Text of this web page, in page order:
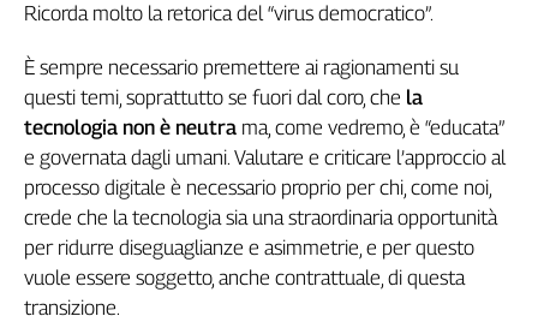
G8
di
Genova,
il
sangue
della
ragione
120
anni
Cgil
Ricorda molto la retorica del “virus democratico”.
È sempre necessario premettere ai ragionamenti su
questi temi, soprattutto se fuori dal coro, che la
tecnologia non è neutra ma, come vedremo, è “educata”
e governata dagli umani. Valutare e criticare l’approccio al
processo digitale è necessario proprio per chi, come noi,
crede che la tecnologia sia una straordinaria opportunità
per ridurre diseguaglianze e asimmetrie, e per questo
vuole essere soggetto, anche contrattuale, di questa
transizione.